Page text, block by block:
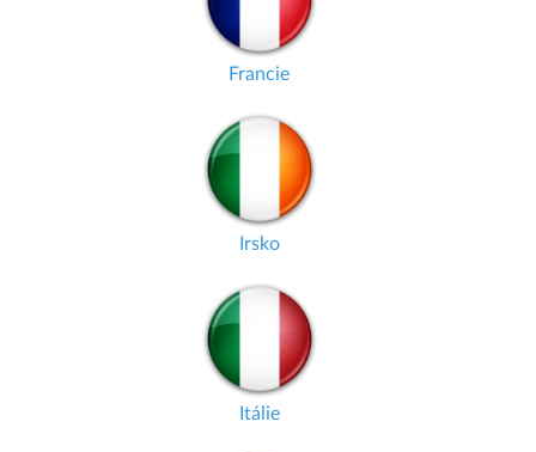
Francie
Irsko
Itálie